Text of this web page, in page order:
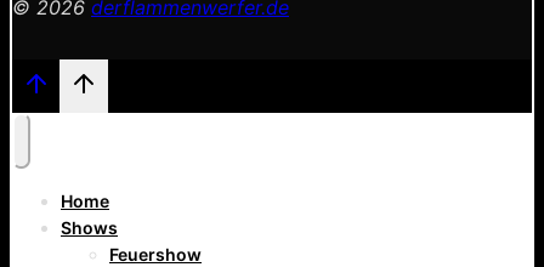
© 2026 derflammenwerfer.de
Home
Shows
Feuershow